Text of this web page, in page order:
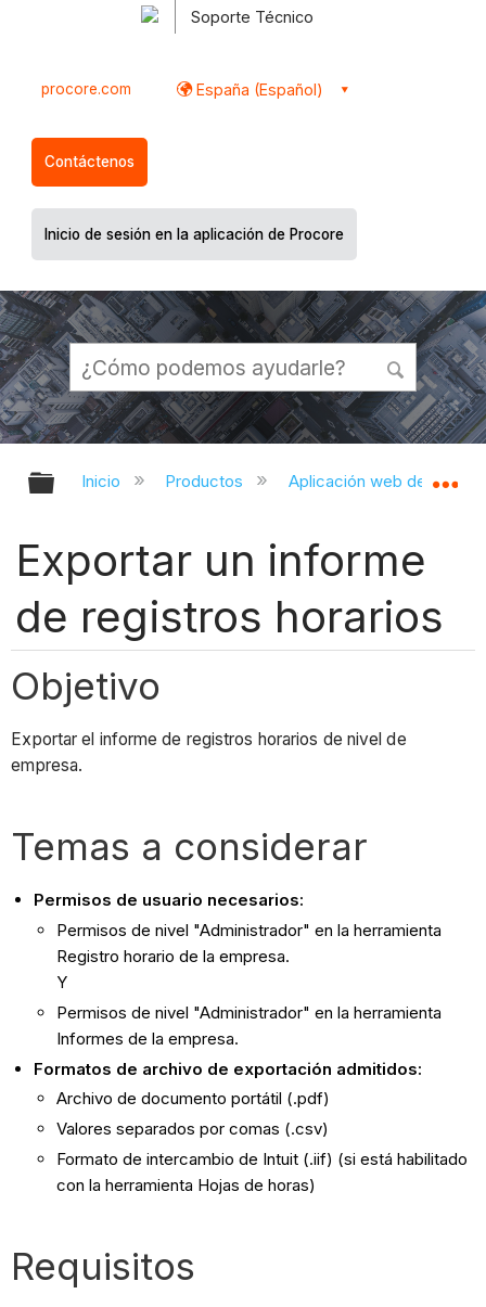
Soporte Técnico
procore.com España (Español)
Contáctenos
Inicio de sesión en la aplicación de Procore
Expandir/contraer jerarquía global
Inicio Productos Aplicación web de
Exportar un informe
de registros horarios
Objetivo
Exportar el informe de registros horarios de nivel de
empresa.
Temas a considerar
Permisos de usuario necesarios:
Permisos de nivel "Administrador" en la herramienta
Registro horario de la empresa.
Y
Permisos de nivel "Administrador" en la herramienta
Informes de la empresa.
Formatos de archivo de exportación admitidos:
Archivo de documento portátil (.pdf)
Valores separados por comas (.csv)
Formato de intercambio de Intuit (.iif) (si está habilitado
con la herramienta Hojas de horas)
Requisitos